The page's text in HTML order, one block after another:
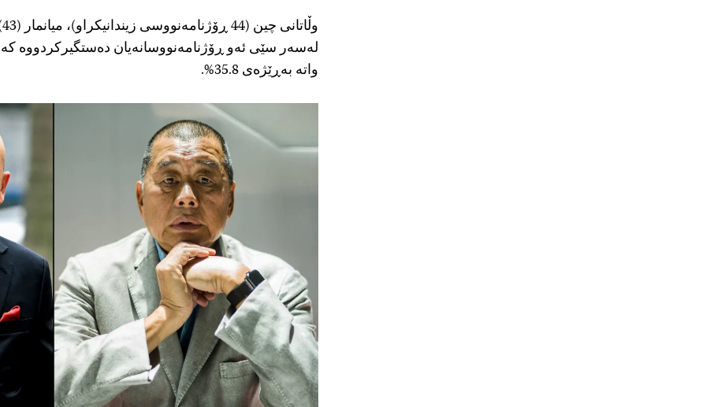
لەسەر سێی ئەو ڕۆژنامەنووسانەیان دەستگیرکردووە کە
واتە بەڕێژەی 35.8%.